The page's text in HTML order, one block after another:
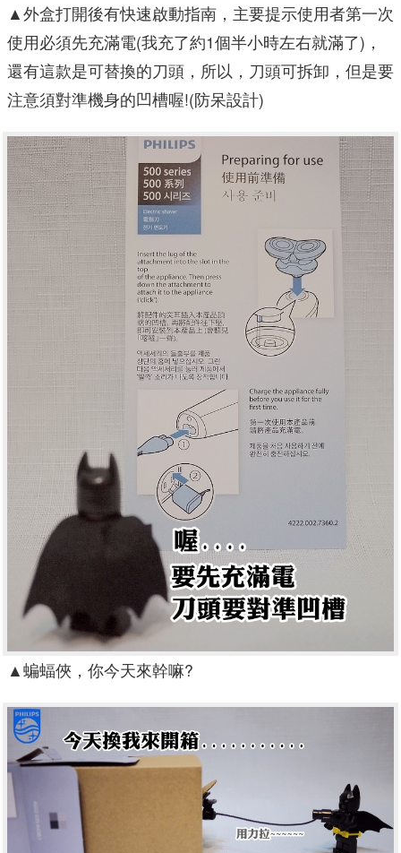
▲外盒打開後有快速啟動指南，主要提示使用者第一次
使用必須先充滿電(我充了約1個半小時左右就滿了)，
還有這款是可替換的刀頭，所以，刀頭可拆卸，但是要
注意須對準機身的凹槽喔!(防呆設計)
▲蝙蝠俠，你今天來幹嘛?